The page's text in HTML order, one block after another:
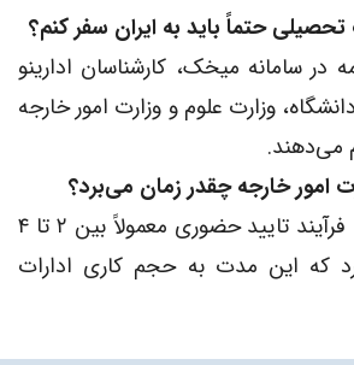
در سامانه میخک، کارشناسان ادارینو
وزارت علوم و وزارت امور خارجه
می‌دهند.
پس از دریافت مدارک، فرآیند تایید حضوری معمولاً بین ۲ تا ۴
که این مدت به حجم کاری ادارات